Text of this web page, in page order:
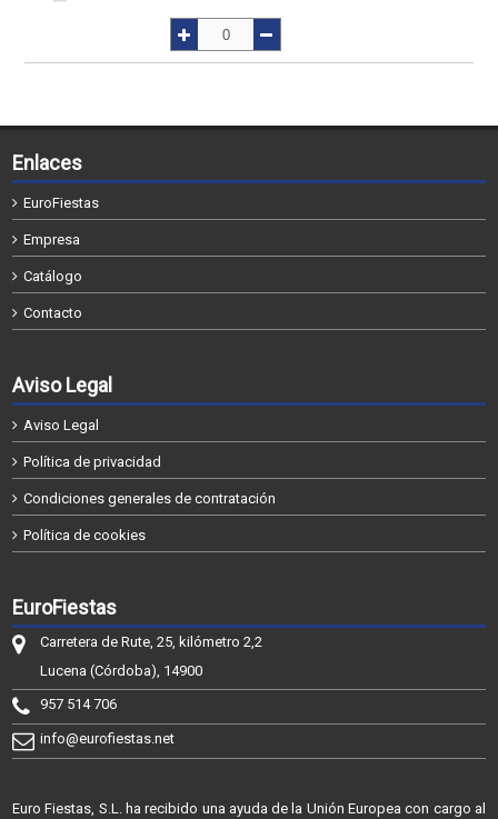
Enlaces
EuroFiestas
Empresa
Catálogo
Contacto
Aviso Legal
Aviso Legal
Política de privacidad
Condiciones generales de contratación
Política de cookies
EuroFiestas
Carretera de Rute, 25, kilómetro 2,2
Lucena (Córdoba), 14900
957 514 706
info@eurofiestas.net
Euro Fiestas, S.L. ha recibido una ayuda de la Unión Europea con cargo al